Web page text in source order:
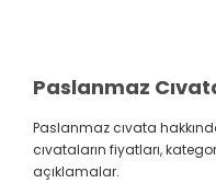
Paslanmaz cıvata
cıvataların fiyatları,
açıklamalar.